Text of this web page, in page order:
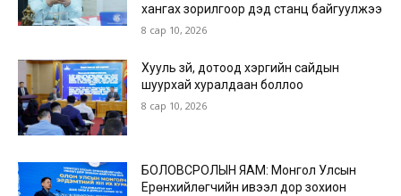
хангах зорилгоор дэд станц байгуулжээ
8 сар 10, 2026
Хууль зүй, дотоод хэргийн сайдын
шуурхай хуралдаан боллоо
8 сар 10, 2026
БОЛОВСРОЛЫН ЯАМ: Монгол Улсын
Ерөнхийлөгчийн ивээл дор зохион